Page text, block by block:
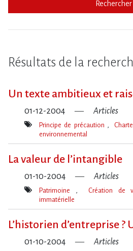
Rechercher
Résultats de la
Un texte ambitieux et
01-12-2004 Articles
Mot(s)-
Principe de précaution
environnemental
La valeur de l’intangible
01-10-2004 Articles
Mot(s)-
Patrimoine Création de
immatérielle
L’historien d’entreprise ?
01-10-2004 Articles